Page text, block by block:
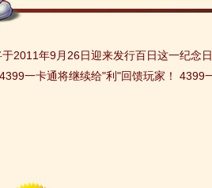
2011年9月26日迎来发行百日这一纪念
一卡通将继续给"利"回馈玩家！ 4399